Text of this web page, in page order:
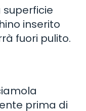
superficie
inserito
fuori pulito.
prima di